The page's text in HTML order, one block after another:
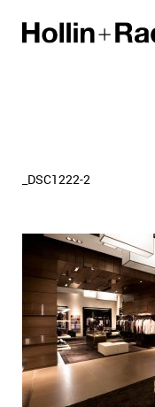
_DSC1222-2